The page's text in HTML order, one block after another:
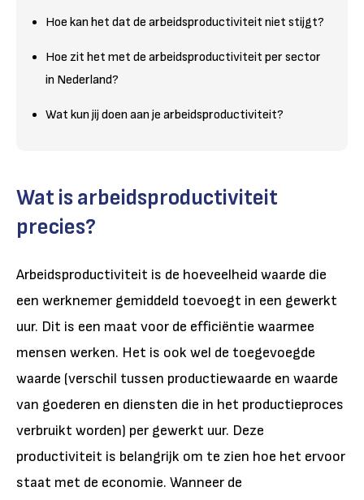
Hoe kan het dat de arbeidsproductiviteit niet stijgt?
Hoe zit het met de arbeidsproductiviteit per sector
in Nederland?
Wat kun jij doen aan je arbeidsproductiviteit?
Wat is arbeidsproductiviteit
precies?
Arbeidsproductiviteit is de hoeveelheid waarde die
een werknemer gemiddeld toevoegt in een gewerkt
uur. Dit is een maat voor de efficiëntie waarmee
mensen werken. Het is ook wel de toegevoegde
waarde (verschil tussen productiewaarde en waarde
van goederen en diensten die in het productieproces
verbruikt worden) per gewerkt uur. Deze
productiviteit is belangrijk om te zien hoe het ervoor
staat met de economie. Wanneer de